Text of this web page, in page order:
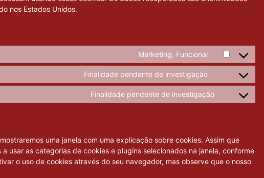
nos Estados Unidos.
Marketing, Funcional
Finalidade pendente de investigação
Finalidade pendente de investigação
uma janela com uma explicação sobre cookies. Assim que
usar as categorias de cookies e plugins selecionados na janela, conforme
o uso de cookies através do seu navegador, mas observe que o nosso